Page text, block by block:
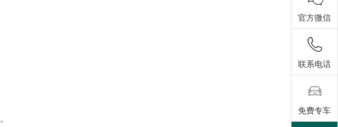
官方微信
联系电话
免费专车